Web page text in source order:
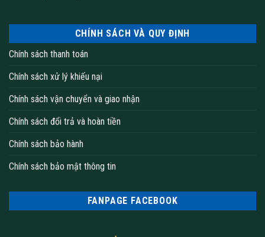
CHÍNH SÁCH VÀ QUY ĐỊNH
Chính sách thanh toán
Chính sách xử lý khiếu nại
Chính sách vận chuyển và giao nhận
Chính sách đổi trả và hoàn tiền
Chính sách bảo hành
Chính sách bảo mật thông tin
FANPAGE FACEBOOK